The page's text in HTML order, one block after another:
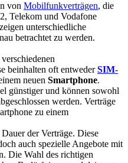
von Mobilfunkverträgen, die
Telekom und Vodafone
unterschiedliche
betrachtet zu werden.
beinhalten oft entwederSIM-
neuen Smartphone.
günstiger und können sowohl
werden. Verträge
zu einem
der Verträge. Diese
auch spezielle Angebote mit
Die Wahl des richtigen